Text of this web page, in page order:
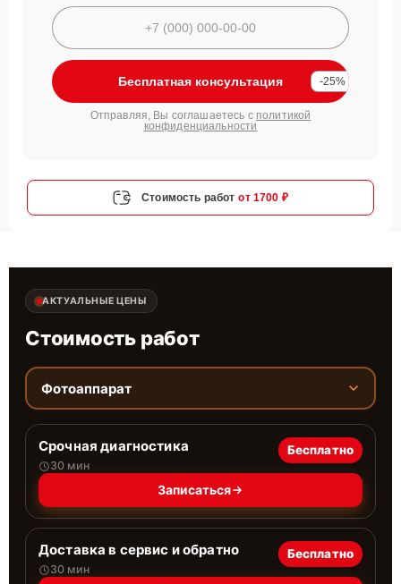
Бесплатная консультация -25%
Отправляя, Вы соглашаетесь с политикой
конфиденциальности
Стоимость работ от 1700 ₽
АКТУАЛЬНЫЕ ЦЕНЫ
Стоимость работ
Фотоаппарат
Срочная диагностика
30 мин
Бесплатно
Записаться
Доставка в сервис и обратно
30 мин
Бесплатно